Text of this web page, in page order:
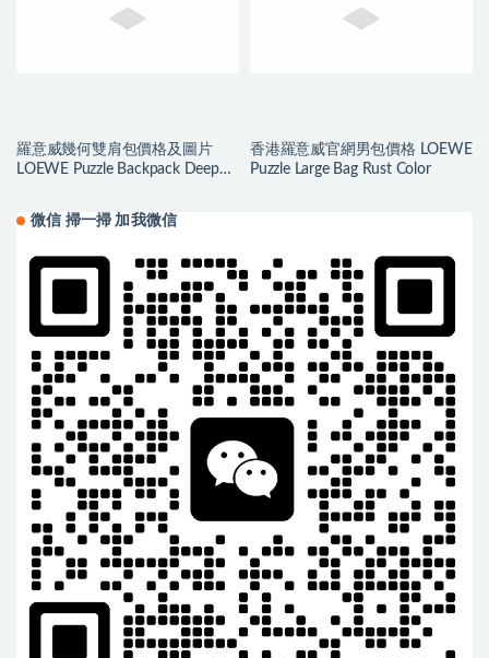
羅意威幾何雙肩包價格及圖片
LOEWE Puzzle Backpack Deep
香港羅意威官網男包價格 LOEWE
Puzzle Large Bag Rust Color
微信 掃一掃 加我微信